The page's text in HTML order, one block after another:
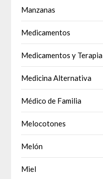
Manzanas
Medicamentos
Medicamentos y Terapia
Medicina Alternativa
Médico de Familia
Melocotones
Melón
Miel